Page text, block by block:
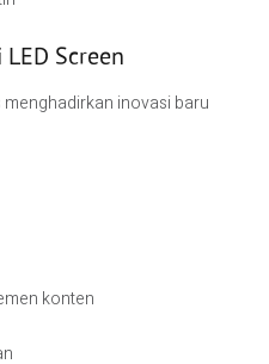
Screen
inovasi baru
konten